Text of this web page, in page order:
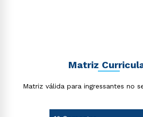
Matriz
Matriz válida para ingressantes no